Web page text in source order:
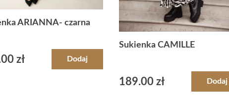
ARIANNA- czarna
zł Dodaj
Sukienka CAMILLE
189.00 zł Dodaj